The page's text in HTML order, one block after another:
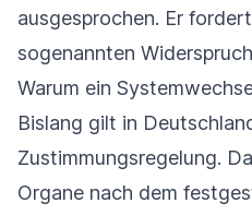
ausgesprochen. Er
sogenannten
Warum ein
Bislang gilt in
Zustimmungsregelung.
Organe nach dem